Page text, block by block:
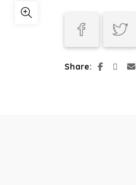
Share